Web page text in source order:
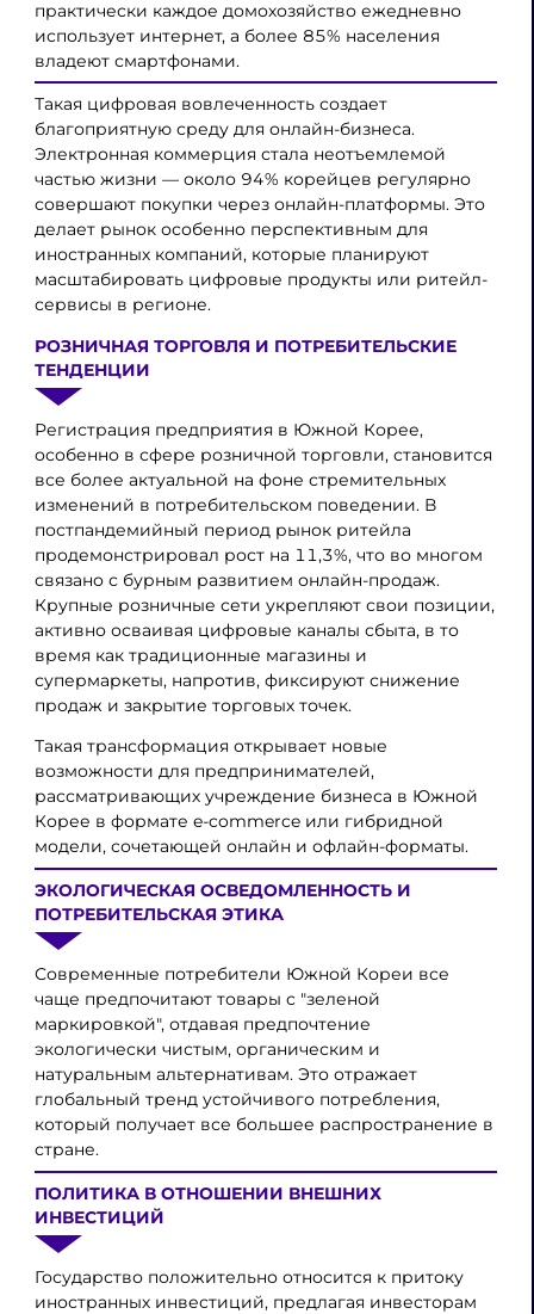
практически каждое домохозяйство ежедневно
использует интернет, а более 85% населения
владеют смартфонами.
Такая цифровая вовлеченность создает
благоприятную среду для онлайн-бизнеса.
Электронная коммерция стала неотъемлемой
частью жизни — около 94% корейцев регулярно
совершают покупки через онлайн-платформы. Это
делает рынок особенно перспективным для
иностранных компаний, которые планируют
масштабировать цифровые продукты или ритейл-
сервисы в регионе.
РОЗНИЧНАЯ ТОРГОВЛЯ И ПОТРЕБИТЕЛЬСКИЕ
ТЕНДЕНЦИИ
Регистрация предприятия в Южной Корее,
особенно в сфере розничной торговли, становится
все более актуальной на фоне стремительных
изменений в потребительском поведении. В
постпандемийный период рынок ритейла
продемонстрировал рост на 11,3%, что во многом
связано с бурным развитием онлайн-продаж.
Крупные розничные сети укрепляют свои позиции,
активно осваивая цифровые каналы сбыта, в то
время как традиционные магазины и
супермаркеты, напротив, фиксируют снижение
продаж и закрытие торговых точек.
Такая трансформация открывает новые
возможности для предпринимателей,
рассматривающих учреждение бизнеса в Южной
Корее в формате e-commerce или гибридной
модели, сочетающей онлайн и офлайн-форматы.
ЭКОЛОГИЧЕСКАЯ ОСВЕДОМЛЕННОСТЬ И
ПОТРЕБИТЕЛЬСКАЯ ЭТИКА
Современные потребители Южной Кореи все
чаще предпочитают товары с "зеленой
маркировкой", отдавая предпочтение
экологически чистым, органическим и
натуральным альтернативам. Это отражает
глобальный тренд устойчивого потребления,
который получает все большее распространение в
стране.
ПОЛИТИКА В ОТНОШЕНИИ ВНЕШНИХ
ИНВЕСТИЦИЙ
Государство положительно относится к притоку
иностранных инвестиций, предлагая инвесторам